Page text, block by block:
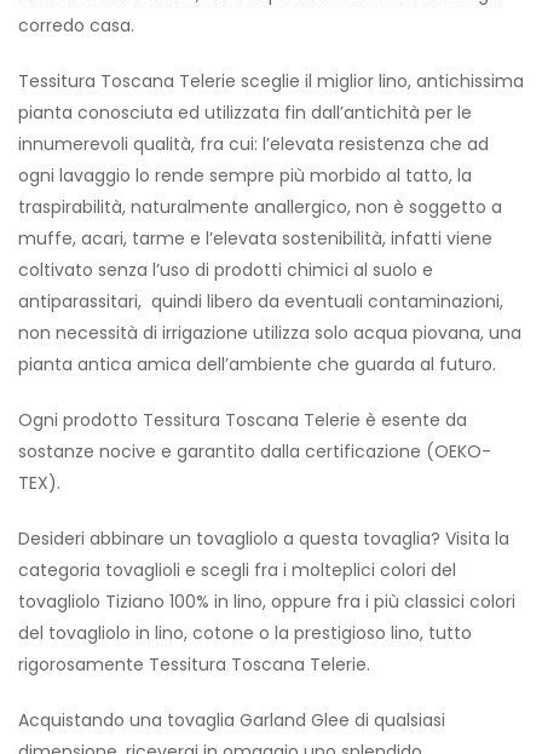
corredo casa.
Tessitura Toscana Telerie sceglie il miglior lino, antichissima
pianta conosciuta ed utilizzata fin dall’antichità per le
innumerevoli qualità, fra cui: l’elevata resistenza che ad
ogni lavaggio lo rende sempre più morbido al tatto, la
traspirabilità, naturalmente anallergico, non è soggetto a
muffe, acari, tarme e l’elevata sostenibilità, infatti viene
coltivato senza l’uso di prodotti chimici al suolo e
antiparassitari, quindi libero da eventuali contaminazioni,
non necessità di irrigazione utilizza solo acqua piovana, una
pianta antica amica dell’ambiente che guarda al futuro.
Ogni prodotto Tessitura Toscana Telerie è esente da
sostanze nocive e garantito dalla certificazione (OEKO-
TEX).
Desideri abbinare un tovagliolo a questa tovaglia? Visita la
categoria tovaglioli e scegli fra i molteplici colori del
tovagliolo Tiziano 100% in lino, oppure fra i più classici colori
del tovagliolo in lino, cotone o la prestigioso lino, tutto
rigorosamente Tessitura Toscana Telerie.
Acquistando una tovaglia Garland Glee di qualsiasi